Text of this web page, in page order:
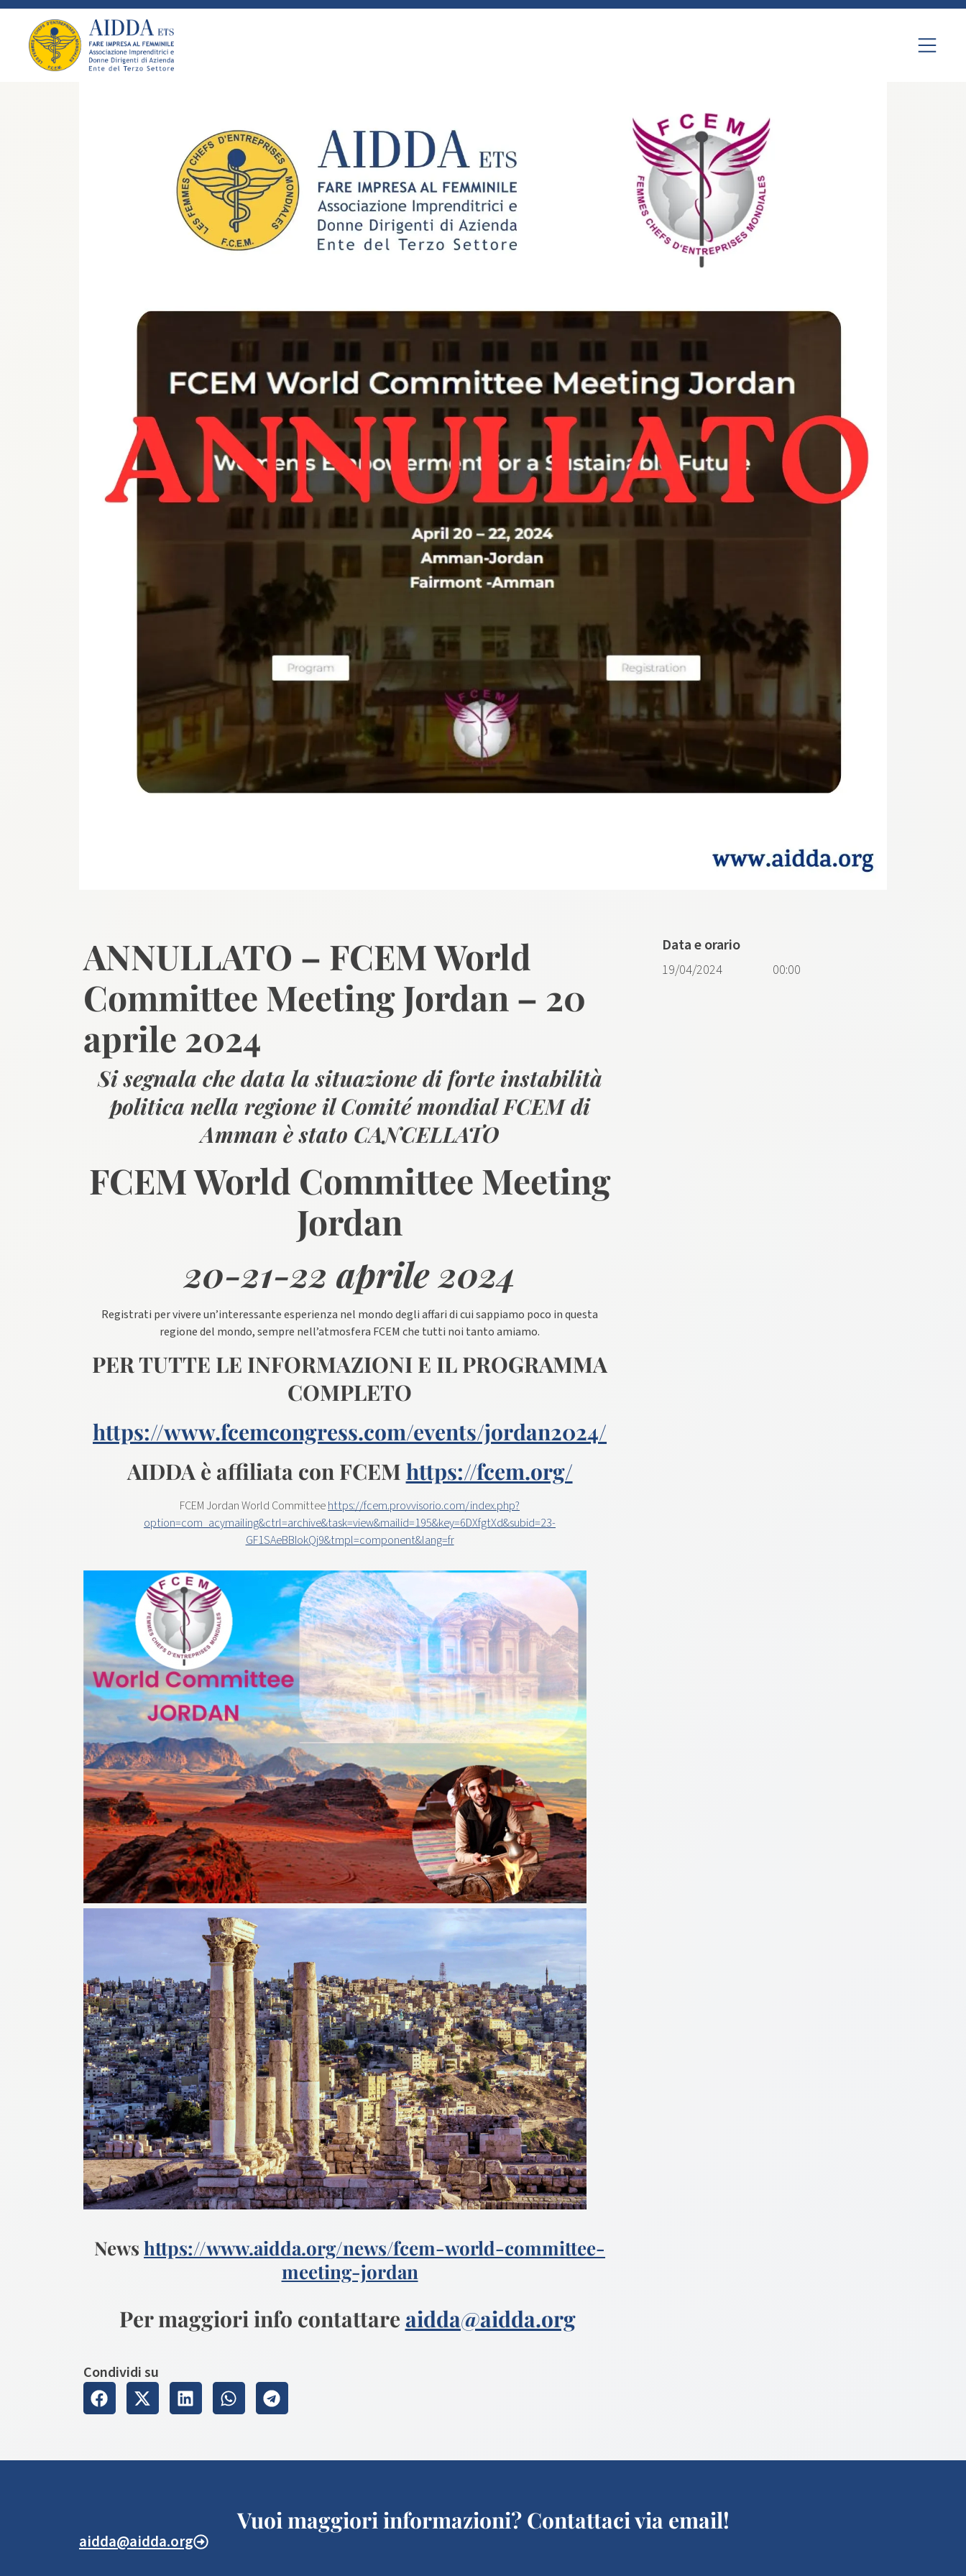
ANNULLATO – FCEM World
Committee Meeting Jordan – 20
aprile 2024
Si segnala che data la situazione di forte instabilità
politica nella regione il Comité mondial FCEM di
Amman è stato CANCELLATO
FCEM World Committee Meeting
Jordan
20-21-22 aprile 2024
Registrati per vivere un’interessante esperienza nel mondo degli affari di cui sappiamo poco in questa
regione del mondo, sempre nell’atmosfera FCEM che tutti noi tanto amiamo.
PER TUTTE LE INFORMAZIONI E IL PROGRAMMA
COMPLETO
https://www.fcemcongress.com/events/jordan2024/
AIDDA è affiliata con FCEM https://fcem.org/
FCEM Jordan World Committeehttps://fcem.provvisorio.com/index.php?
option=com_acymailing&ctrl=archive&task=view&mailid=195&key=6DXfgtXd&subid=23-
GF1SAeBBIokQj9&tmpl=component&lang=fr
Newshttps://www.aidda.org/news/fcem-world-committee-
meeting-jordan
Per maggiori info contattare aidda@aidda.org
Condividi su
Data e orario
19/04/2024 00:00
Vuoi maggiori informazioni? Contattaci via email!
aidda@aidda.org